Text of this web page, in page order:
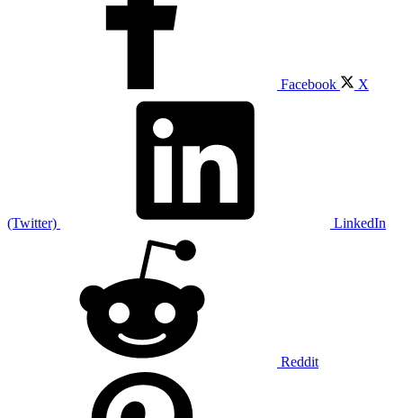
Facebook X
(Twitter) LinkedIn
Reddit